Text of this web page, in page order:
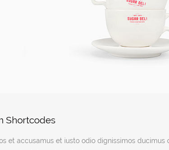
Shortcodes
et accusamus et iusto odio dignissimos ducimus